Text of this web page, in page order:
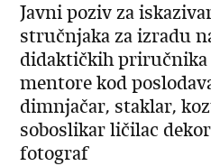
Javni poziv za
stručnjaka za izradu
didaktičkih priručnika
mentore kod
dimnjačar, staklar,
soboslikar ličilac
fotograf